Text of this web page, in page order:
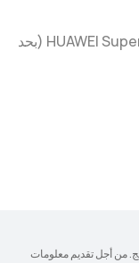
عدد 1 شاحن للشحن فائق السرعة HUAWEI SuperCharge (بحد
من أجل تقديم معلومات